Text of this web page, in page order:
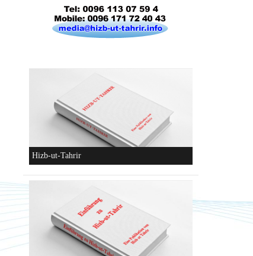
Die parteiliche Blockbildung
Konzeptionen von Hizb-ut-Tahrir